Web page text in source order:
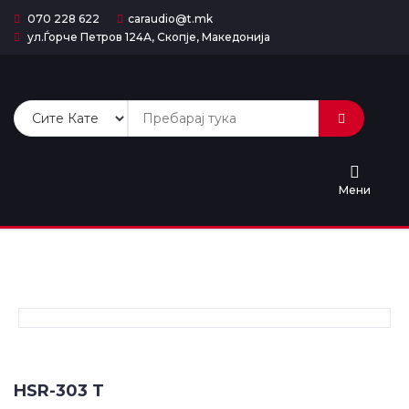
070 228 622
caraudio@t.mk
ул.Ѓорче Петров 124А, Скопје, Македонија
Мени
Сите
За
Нас
HSR-303 T